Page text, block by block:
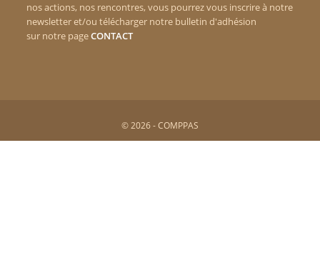
nos actions, nos rencontres, vous pourrez vous inscrire à notre
newsletter et/ou télécharger notre bulletin d'adhésion
sur notre pageCONTACT
© 2026 - COMPPAS